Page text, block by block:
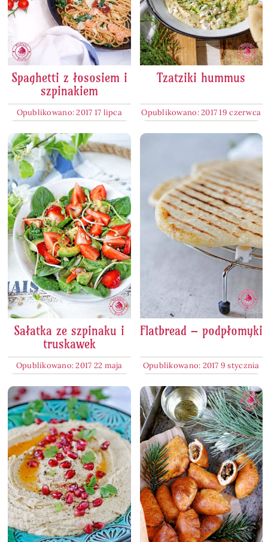
Spaghetti z łososiem i
szpinakiem
Opublikowano: 2017 17 lipca
Tzatziki hummus
Opublikowano: 2017 19 czerwca
Sałatka ze szpinaku i
truskawek
Opublikowano: 2017 22 maja
Flatbread – podpłomyki
Opublikowano: 2017 9 stycznia